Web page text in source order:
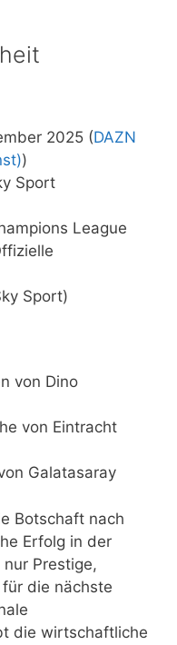
2025 (DAZN
)
Sport
League
Sport)
von Dino
von Eintracht
Galatasaray
Botschaft nach
Erfolg in der
Prestige,
die nächste
die wirtschaftliche